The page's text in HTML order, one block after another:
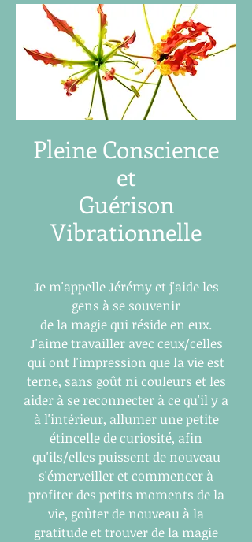
Pleine Conscience
et
Guérison
Vibrationnelle
Je m'appelle Jérémy et j'aide les
gens à se souvenir
de la magie qui réside en eux.
J'aime travailler avec ceux/celles
qui ont l'impression que la vie est
terne, sans goût ni couleurs et les
aider à se reconnecter à ce qu'il y a
à l'intérieur, allumer une petite
étincelle de curiosité, afin
qu'ils/elles puissent de nouveau
s'émerveiller et commencer à
profiter des petits moments de la
vie, goûter de nouveau à la
gratitude et trouver de la magie